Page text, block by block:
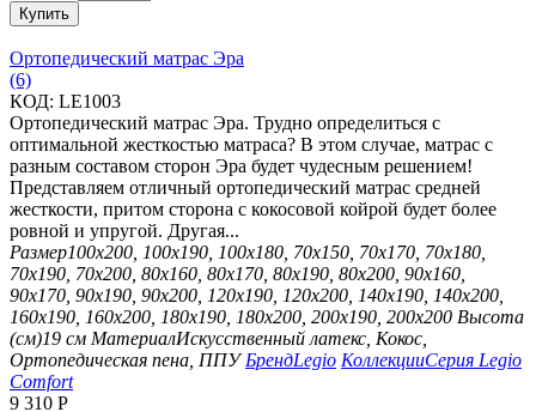
Купить
Ортопедический матрас Эра
(6)
КОД: LE1003
Ортопедический матрас Эра. Трудно определиться с
оптимальной жесткостью матраса? В этом случае, матрас с
разным составом сторон Эра будет чудесным решением!
Представляем отличный ортопедический матрас средней
жесткости, притом сторона с кокосовой койрой будет более
ровной и упругой. Другая...
Размер100х200, 100х190, 100х180, 70х150, 70х170, 70х180,
70х190, 70х200, 80х160, 80х170, 80х190, 80х200, 90х160,
90х170, 90х190, 90х200, 120х190, 120х200, 140х190, 140х200,
160х190, 160х200, 180х190, 180х200, 200х190, 200х200 Высота
(см)19 см МатериалИскусственный латекс, Кокос,
Ортопедическая пена, ППУ БрендLegio КоллекцииСерия Legio
Comfort
9 310 Р